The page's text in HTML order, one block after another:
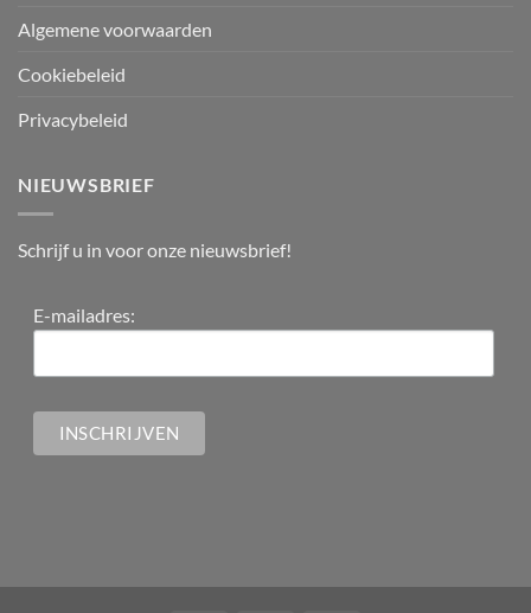
Algemene voorwaarden
Cookiebeleid
Privacybeleid
NIEUWSBRIEF
Schrijf u in voor onze nieuwsbrief!
E-mailadres: